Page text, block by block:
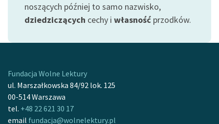
Odkurzamy bohaterów
Szkoła Poezji Wolnych
Kontakt
O projekcie
Zespół
noszących później to samo nazwisko,
dziedziczących cechy i własność przodków.
Fundacja Wolne Lektury
ul. Marszałkowska 84/92 lok. 125
00-514 Warszawa
tel. +48 22 621 30 17
email fundacja@wolnelektury.pl